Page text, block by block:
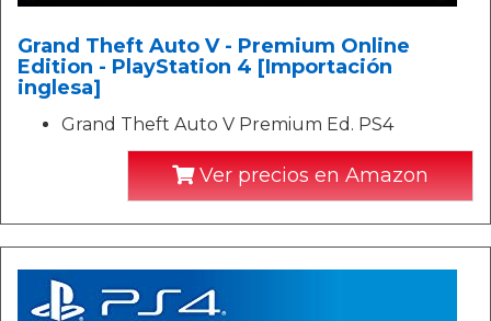
Grand Theft Auto V - Premium Online
Edition - PlayStation 4 [Importación
inglesa]
Grand Theft Auto V Premium Ed. PS4
Ver precios en Amazon